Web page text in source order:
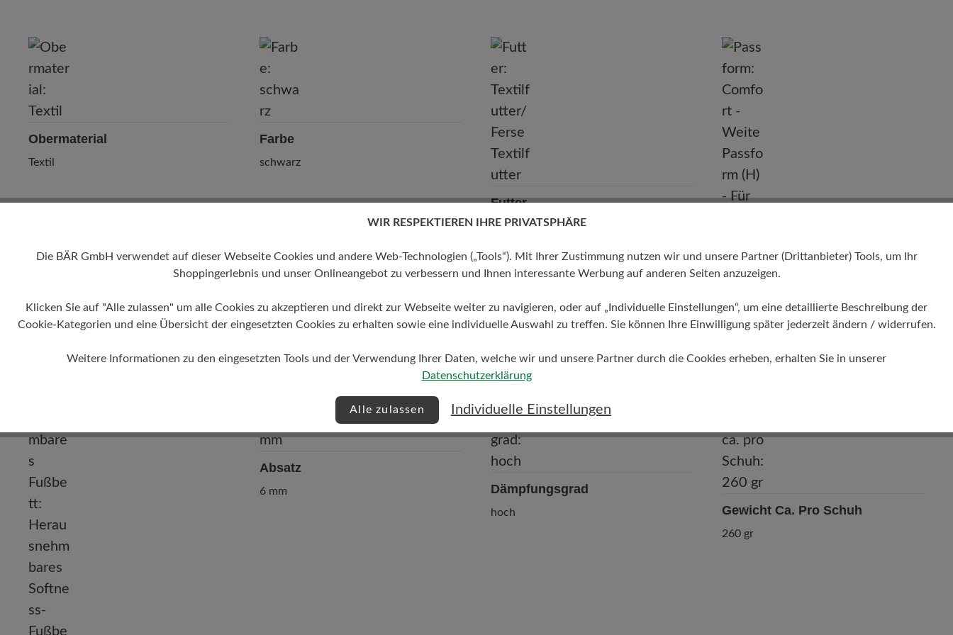
Pleidelsheimer Str. 15/1, 74321 Bietigheim-Bissingen, Deutschland
kundenbetreuung@baer-schuhe.de
Telefon: 0800 51 65 65 56 (gebührenfrei)
Obermaterial
Textil
Farbe
schwarz
Futter
Textilfutter/Ferse Textilfutter
Passform
Comfort - Weite Passform (H) - Für
Absatz
6 mm Dämpfungsgrad
hoch Gewicht Ca. Pro Schuh
260 gr
WIR RESPEKTIEREN IHRE PRIVATSPHÄRE
Die BÄR GmbH verwendet auf dieser Webseite Cookies und andere Web-Technologien („Tools“). Mit Ihrer Zustimmung nutzen wir und unsere Partner (Drittanbieter) Tools, um Ihr
Shoppingerlebnis und unser Onlineangebot zu verbessern und Ihnen interessante Werbung auf anderen Seiten anzuzeigen.
Klicken Sie auf "Alle zulassen" um alle Cookies zu akzeptieren und direkt zur Webseite weiter zu navigieren, oder auf „Individuelle Einstellungen“, um eine detaillierte Beschreibung der
Cookie-Kategorien und eine Übersicht der eingesetzten Cookies zu erhalten sowie eine individuelle Auswahl zu treffen. Sie können Ihre Einwilligung später jederzeit ändern / widerrufen.
Weitere Informationen zu den eingesetzten Tools und der Verwendung Ihrer Daten, welche wir und unsere Partner durch die Cookies erheben, erhalten Sie in unserer
Datenschutzerklärung
Alle zulassen Individuelle Einstellungen